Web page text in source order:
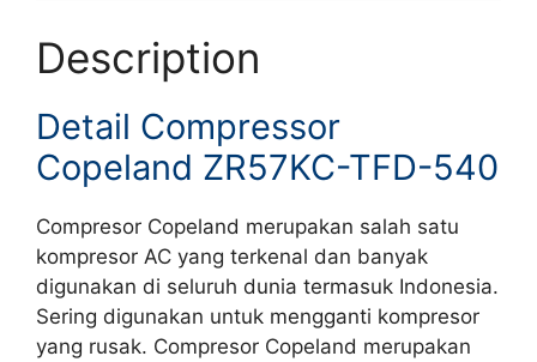
Description
Detail Compressor
Copeland ZR57KC-TFD-540
Compresor Copeland merupakan salah satu
kompresor AC yang terkenal dan banyak
digunakan di seluruh dunia termasuk Indonesia.
Sering digunakan untuk mengganti kompresor
yang rusak. Compresor Copeland merupakan